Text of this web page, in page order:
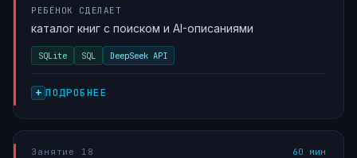
РЕБЁНОК СДЕЛАЕТ
каталог книг с поиском и AI-описаниями
SQLite SQL DeepSeek API
ПОДРОБНЕЕ
Занятие 18 60 мин